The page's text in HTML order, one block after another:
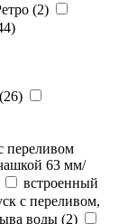
(2)
)
26)
переливом
63 мм/
встроенный
с переливом,
воды (2)